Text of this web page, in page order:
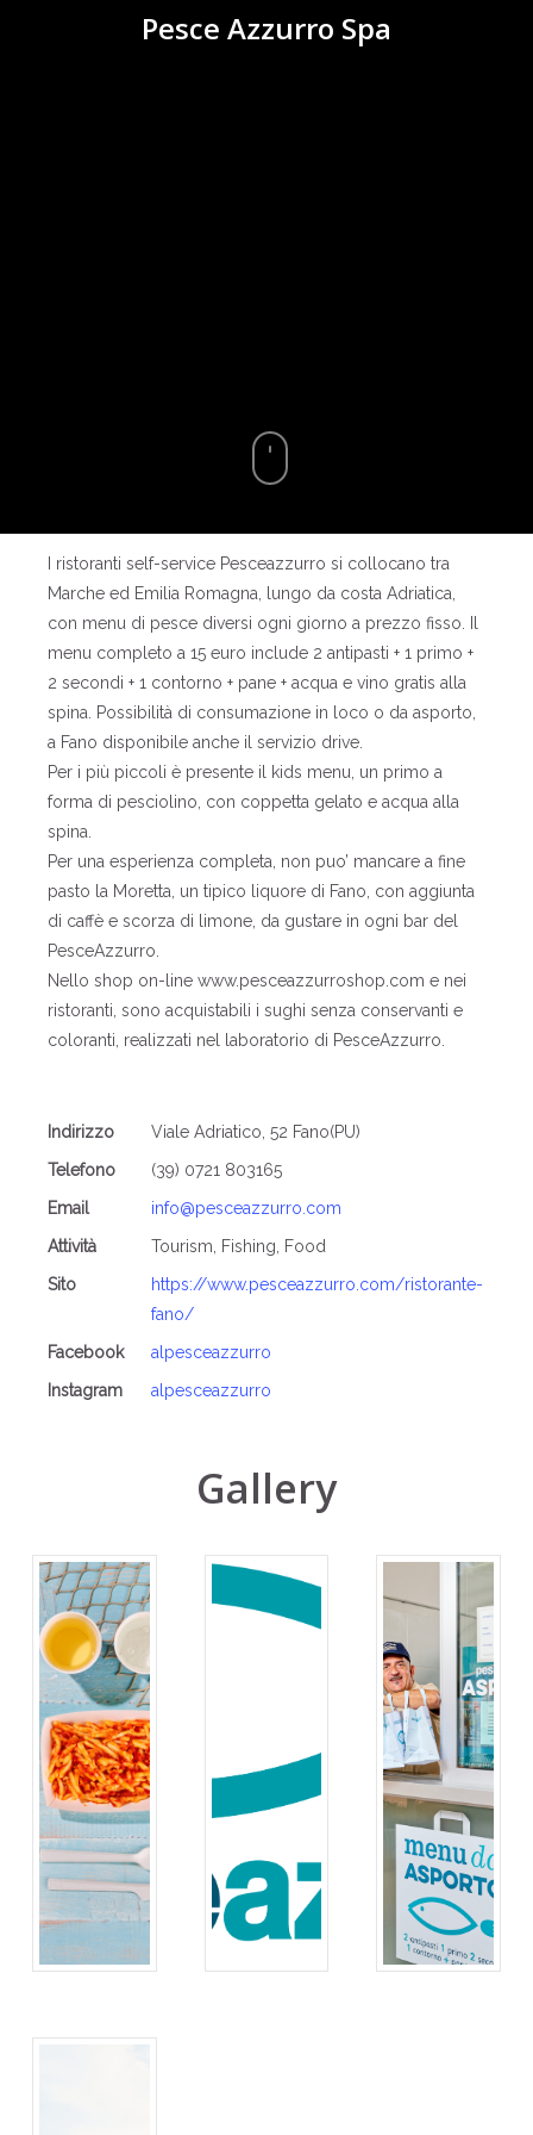
Pesce Azzurro Spa
I ristoranti self-service Pesceazzurro si collocano tra
Marche ed Emilia Romagna, lungo da costa Adriatica,
con menu di pesce diversi ogni giorno a prezzo fisso. Il
menu completo a 15 euro include 2 antipasti + 1 primo +
2 secondi + 1 contorno + pane + acqua e vino gratis alla
spina. Possibilità di consumazione in loco o da asporto,
a Fano disponibile anche il servizio drive.
Per i più piccoli è presente il kids menu, un primo a
forma di pesciolino, con coppetta gelato e acqua alla
spina.
Per una esperienza completa, non puo’ mancare a fine
pasto la Moretta, un tipico liquore di Fano, con aggiunta
di caffè e scorza di limone, da gustare in ogni bar del
PesceAzzurro.
Nello shop on-line www.pesceazzurroshop.com e nei
ristoranti, sono acquistabili i sughi senza conservanti e
coloranti, realizzati nel laboratorio di PesceAzzurro.
Indirizzo
Viale Adriatico, 52 Fano(PU)
Telefono
(39) 0721 803165
Email
info@pesceazzurro.com
Attività
Tourism, Fishing, Food
Sito
https://www.pesceazzurro.com/ristorante-
fano/
Facebook
alpesceazzurro
Instagram
alpesceazzurro
Gallery